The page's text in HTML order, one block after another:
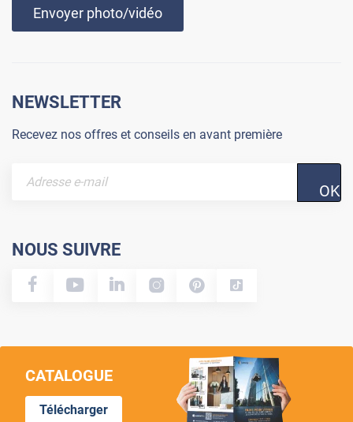
Envoyer photo/vidéo
NEWSLETTER
Recevez nos offres et conseils en avant première
OK
NOUS SUIVRE
CATALOGUE
Télécharger